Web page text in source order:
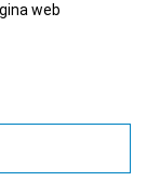
web